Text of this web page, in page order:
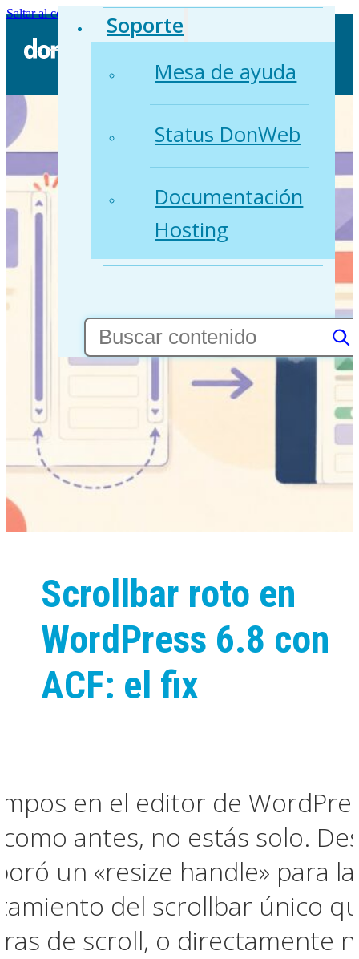
Saltar al contenido principalSoporte
Mesa de ayuda
Status DonWeb
Documentación
Hosting
Buscar
Scrollbar roto en
WordPress 6.8 con
ACF: el fix
en el editor de
antes, no estás solo.
un «resize handle» para
del scrollbar único
de scroll, o directamente